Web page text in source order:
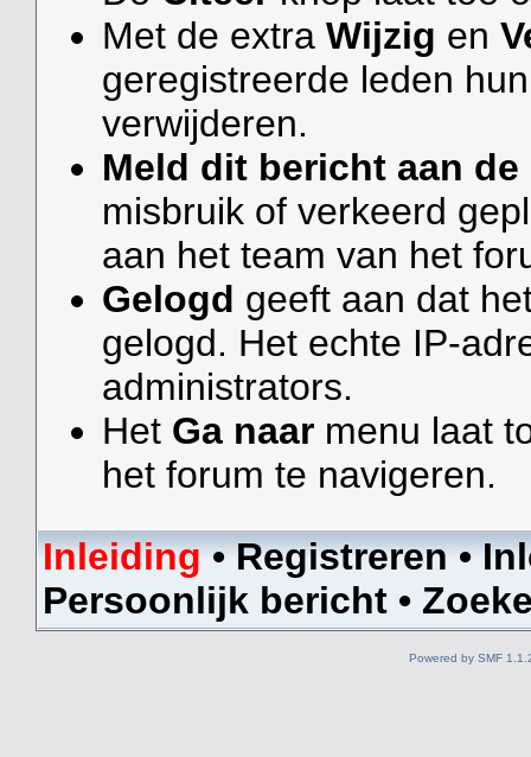
Met de extra Wijzig en
geregistreerde leden
verwijderen.
Meld dit bericht aan
misbruik of verkeerd
aan het team van het
Gelogd geeft aan dat
gelogd. Het echte IP-
administrators.
Het Ga naarmenu laat
het forum te navigeren.
Inleiding•Registreren•
Persoonlijk bericht •
Powered by SMF